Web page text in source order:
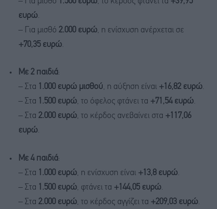
ευρώ.
– Για μισθό 2.000 ευρώ, η ενίσχυση ανέρχεται σε
+70,35 ευρώ.
Με 2 παιδιά:
– Στα 1.000 ευρώ μισθού, η αύξηση είναι +16,82 ευρώ.
– Στα 1.500 ευρώ, το όφελος φτάνει τα +71,54 ευρώ.
– Στα 2.000 ευρώ, το κέρδος ανεβαίνει στα +117,06
ευρώ.
Με 4 παιδιά:
– Στα
1.000 ευρώ, η ενίσχυση είναι +13,8 ευρώ.
– Στα
1.500 ευρώ, φτάνει τα +144,05 ευρώ.
– Στα 2.000 ευρώ, το κέρδος αγγίζει τα +209,03 ευρώ.